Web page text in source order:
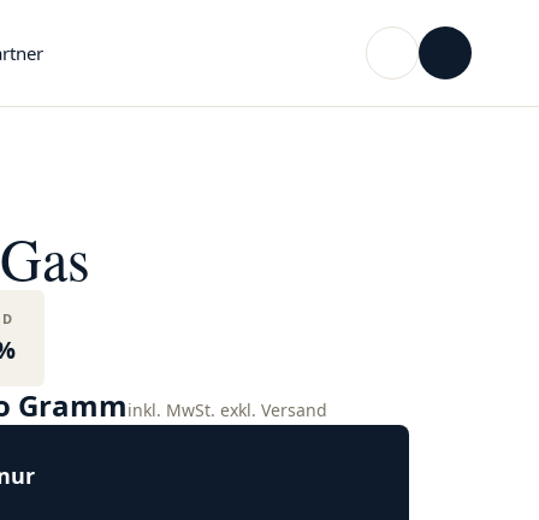
Gramminkl. MwSt. exkl. Versand